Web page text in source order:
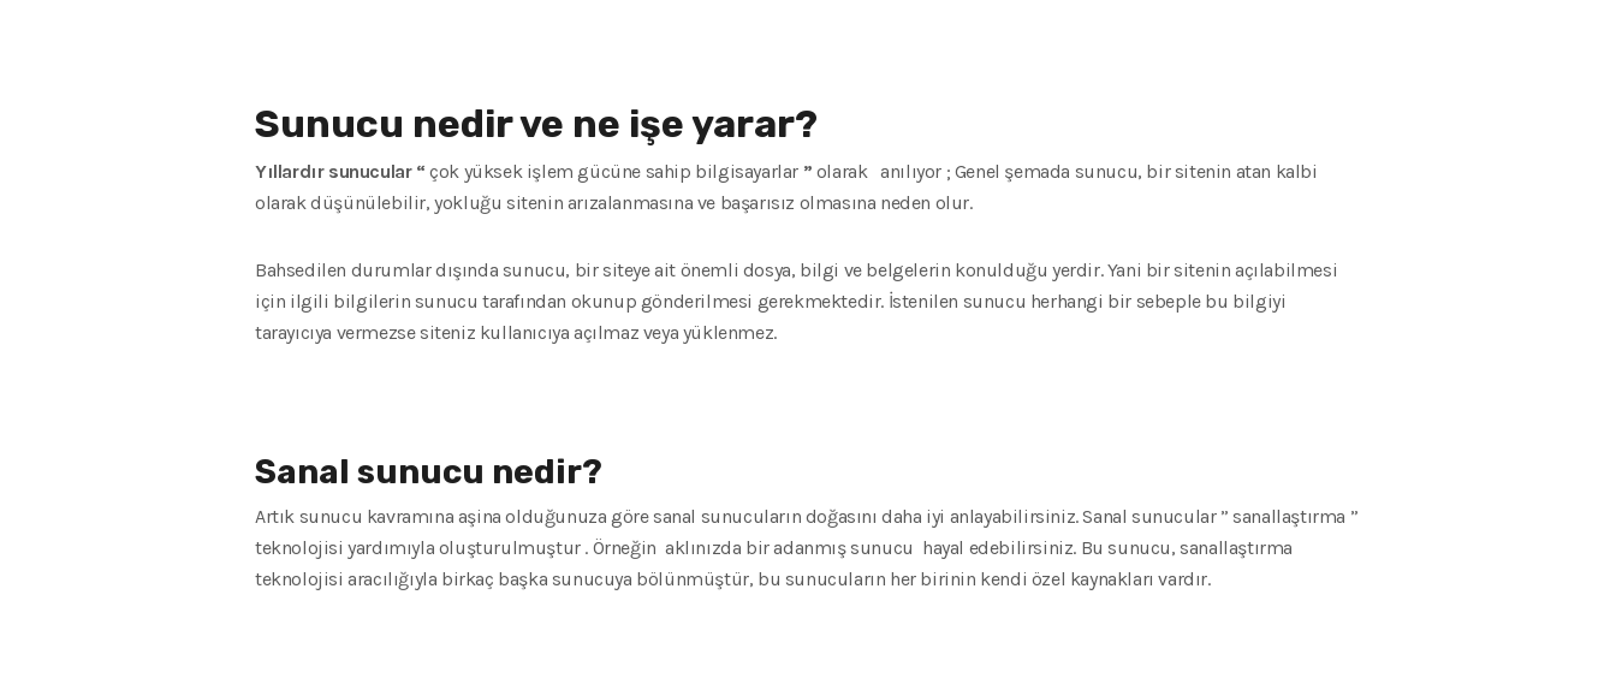
Sunucu nedir ve ne işe yarar?
Yıllardır sunucular “ çok yüksek işlem gücüne sahip bilgisayarlar ” olarak anılıyor ; Genel şemada sunucu, bir sitenin atan kalbi
olarak düşünülebilir, yokluğu sitenin arızalanmasına ve başarısız olmasına neden olur.
Bahsedilen durumlar dışında sunucu, bir siteye ait önemli dosya, bilgi ve belgelerin konulduğu yerdir. Yani bir sitenin açılabilmesi
için ilgili bilgilerin sunucu tarafından okunup gönderilmesi gerekmektedir. İstenilen sunucu herhangi bir sebeple bu bilgiyi
tarayıcıya vermezse siteniz kullanıcıya açılmaz veya yüklenmez.
Sanal sunucu nedir?
Artık sunucu kavramına aşina olduğunuza göre sanal sunucuların doğasını daha iyi anlayabilirsiniz. Sanal sunucular ” sanallaştırma ”
teknolojisi yardımıyla oluşturulmuştur . Örneğin aklınızda bir adanmış sunucu hayal edebilirsiniz. Bu sunucu, sanallaştırma
teknolojisi aracılığıyla birkaç başka sunucuya bölünmüştür, bu sunucuların her birinin kendi özel kaynakları vardır.